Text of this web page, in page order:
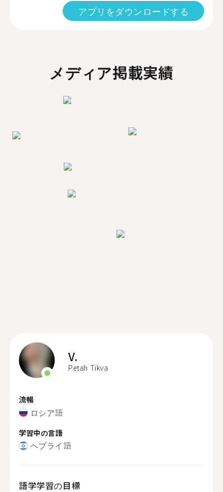
アプリをダウンロードする
メディア掲載実績
V.
Petah Tikva
流暢
ロシア語
学習中の言語
ヘブライ語
語学学習の目標